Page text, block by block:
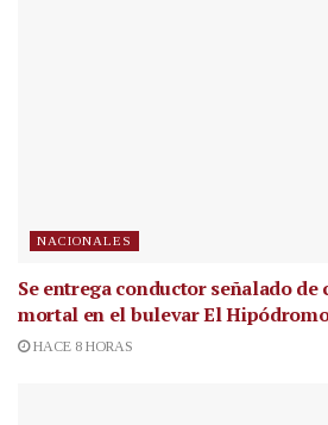
NACIONALES
Se entrega conductor señalado de
mortal en el bulevar El
HACE 8 HORAS